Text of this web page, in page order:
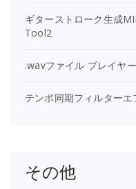
ギターストローク生成
Tool2
.wavファイル プレイヤ
テンポ同期フィルター
その他